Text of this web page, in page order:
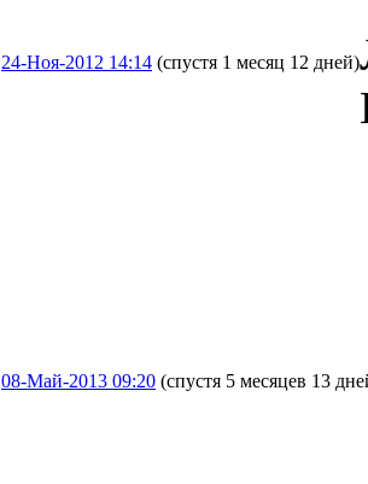
24-Ноя-2012 14:14 (спустя 1 месяц 12 дней)
08-Май-2013 09:20 (спустя 5 месяцев 13